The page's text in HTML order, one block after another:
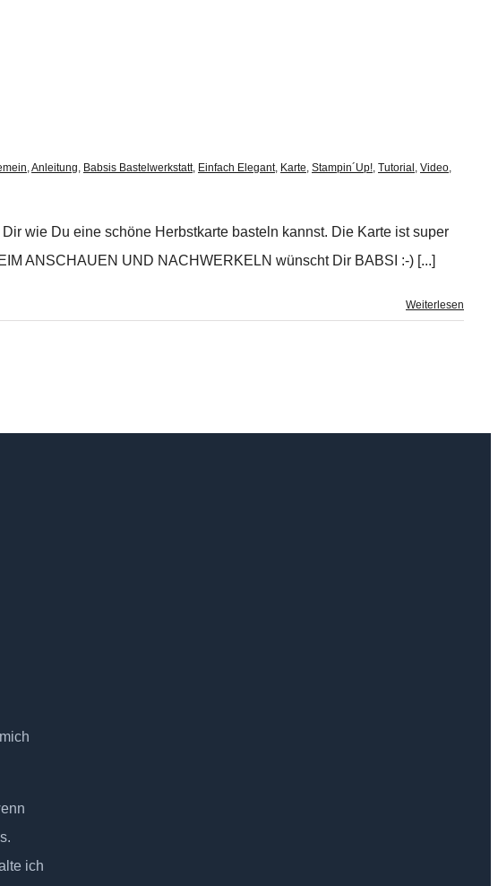
,Anleitung, Babsis Bastelwerkstatt, Einfach Elegant, Karte, Stampin´Up!, Tutorial , Video,
wie Du eine schöne Herbstkarte basteln kannst. Die Karte ist super
ANSCHAUEN UND NACHWERKELN wünscht Dir BABSI :-) [...]
Weiterlesen
ich